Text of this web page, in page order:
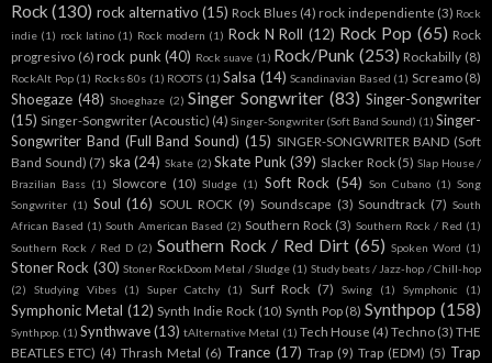
Rock (130) rock alternativo (15) Rock Blues (4) rock independiente (3) Rock
indie (1) rock latino (1) Rock modern (1) Rock N Roll (12) Rock Pop (65) Rock
progresivo (6) rock punk (40) Rock suave (1) Rock/Punk (253) Rockabilly (8)
RockAlt Pop (1) Rocks 80s (1) ROOTS (1) Salsa (14) Scandinavian Based (1) Screamo (8)
Shoegaze (48) Shoeghaze (2) Singer Songwriter (83) Singer-Songwriter
(15) Singer-Songwriter (Acoustic) (4) Singer-Songwriter (Soft Band Sound) (1) Singer-
Songwriter Band (Full Band Sound) (15) SINGER-SONGWRITER BAND (Soft
Band Sound) (7) ska (24) Skate (2) Skate Punk (39) Slacker Rock (5) Slap House /
Brazilian Bass (1) Slowcore (10) Sludge (1) Soft Rock (54) Son Cubano (1) Song
Songwriter (1) Soul (16) SOUL ROCK (9) Soundscape (3) Soundtrack (7) South
African Based (1) South American Based (2) Southern Rock (3) Southern Rock / Red (1)
Southern Rock / Red D (2) Southern Rock / Red Dirt (65) Spoken Word (1)
Stoner Rock (30) Stoner RockDoom Metal / Sludge (1) Study beats / Jazz-hop / Chill-hop
(2)
Studying Vibes (1) Super Catchy (1) Surf Rock (7) Swing (1) Symphonic (1)
Symphonic Metal (12) Synth Indie Rock (10) Synth Pop (8) Synthpop (158)
Synthpop. (1) Synthwave (13) tAlternative Metal (1) Tech House (4) Techno (3) THE
BEATLES ETC) (4) Thrash Metal (6) Trance (17) Trap (9) Trap (EDM) (5) Trap